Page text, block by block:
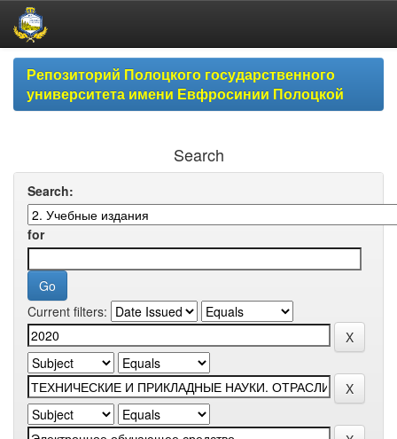
Skip
navigationРепозиторий Полоцкого государственного
университета имени Евфросинии Полоцкой
Search
Search:
for
Current filters: